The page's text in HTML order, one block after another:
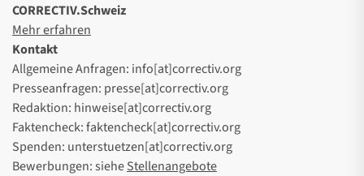
CORRECTIV.Schweiz
Mehr erfahren
Kontakt
Allgemeine Anfragen: info[at]correctiv.org
Presseanfragen: presse[at]correctiv.org
Redaktion: hinweise[at]correctiv.org
Faktencheck: faktencheck[at]correctiv.org
Spenden: unterstuetzen[at]correctiv.org
Bewerbungen: sieheStellenangebote